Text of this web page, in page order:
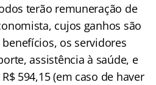
terão remuneração de
cujos ganhos são
benefícios, os servidores
assistência à saúde, e
594,15 (em caso de haver